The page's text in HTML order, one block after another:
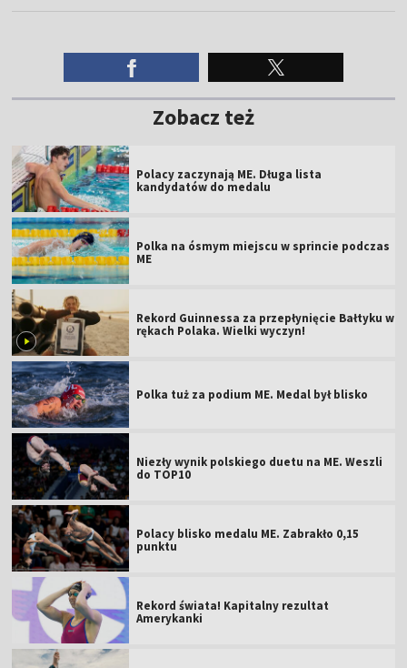
Zobacz też
Polacy zaczynają ME. Długa lista
kandydatów do medalu
Polka na ósmym miejscu w sprincie podczas
ME
Rekord Guinnessa za przepłynięcie Bałtyku w
rękach Polaka. Wielki wyczyn!
Polka tuż za podium ME. Medal był blisko
Niezły wynik polskiego duetu na ME. Weszli
do TOP10
Polacy blisko medalu ME. Zabrakło 0,15
punktu
Rekord świata! Kapitalny rezultat
Amerykanki